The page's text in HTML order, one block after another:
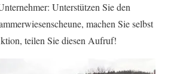
Unterstützen Sie den
machen Sie selbst
teilen Sie diesen Aufruf!